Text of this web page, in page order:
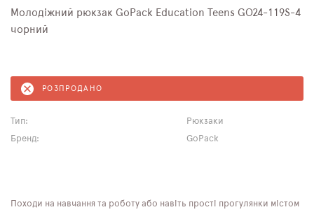
Молодіжний рюкзак GoPack Education Teens GO24-119S-4
чорний
РОЗПРОДАНО
Тип:
Рюкзаки
Бренд:
GoPack
Походи на навчання та роботу або навіть прості прогулянки містом